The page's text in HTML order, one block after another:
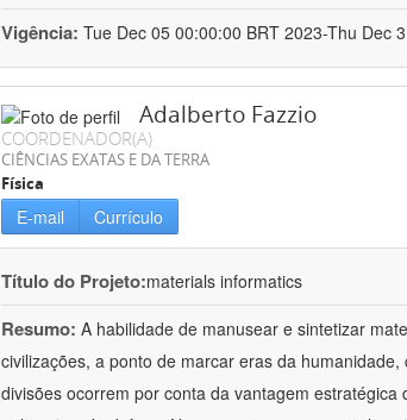
Vigência: Tue Dec 05 00:00:00 BRT 2023-Thu Dec
Adalberto Fazzio
COORDENADOR(A)
CIÊNCIAS EXATAS E DA TERRA
Física
E-mail Currículo
Título do Projeto:materials informatics
Resumo: A habilidade de manusear e sintetizar
civilizações, a ponto de marcar eras da
divisões ocorrem por conta da vantagem